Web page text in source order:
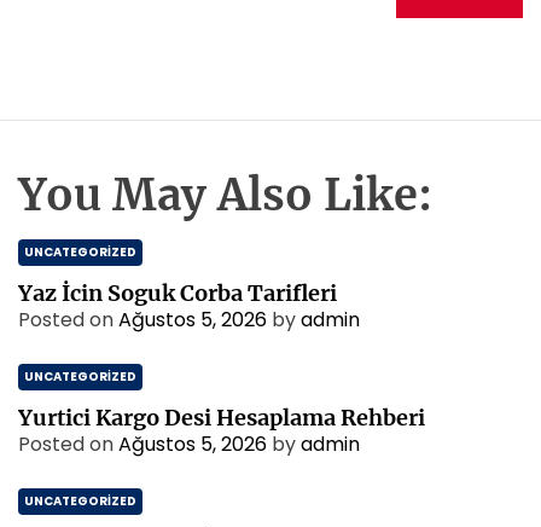
You May Also Like:
UNCATEGORIZED
Yaz İcin Soguk Corba Tarifleri
Posted onAğustos 5, 2026 byadmin
UNCATEGORIZED
Yurtici Kargo Desi Hesaplama Rehberi
Posted onAğustos 5, 2026 byadmin
UNCATEGORIZED